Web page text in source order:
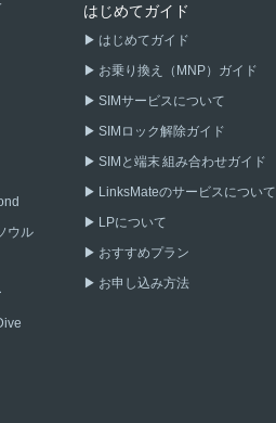
ウル
はじめてガイド
はじめてガイド
お乗り換え（MNP）ガイド
SIMサービスについて
SIMロック解除ガイド
SIMと端末 組み合わせガイド
LinksMateのサービスについて
LPについて
おすすめプラン
お申し込み方法